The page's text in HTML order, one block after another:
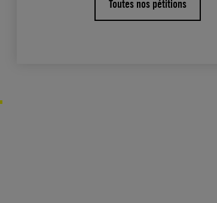
Toutes nos pétitions